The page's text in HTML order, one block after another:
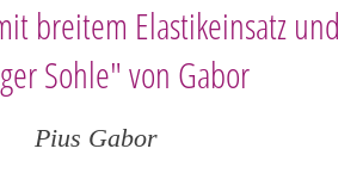
breitem Elastikeinsatz und
Sohle" von Gabor
Pius Gabor